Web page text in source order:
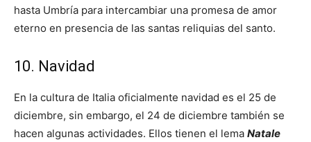
hasta Umbría para intercambiar una promesa de amor
eterno en presencia de las santas reliquias del santo.
10. Navidad
En la cultura de Italia oficialmente navidad es el 25 de
diciembre, sin embargo, el 24 de diciembre también se
hacen algunas actividades. Ellos tienen el lema Natale